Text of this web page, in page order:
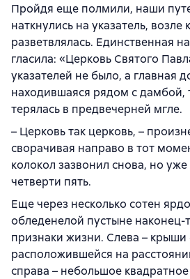
Пройдя еще полмили, наши
наткнулись на указатель, возле
разветвлялась. Единственная
гласила: «Церковь Святого
указателей не было, а главная
находившаяся рядом с дамбой,
терялась в предвечерней мгле.
– Церковь так церковь, –
сворачивая направо в тот
колокол зазвонил снова, но
четверти пять.
Еще через несколько сотен
обледенелой пустыне наконец-
признаки жизни. Слева –
расположившейся на
справа – небольшое